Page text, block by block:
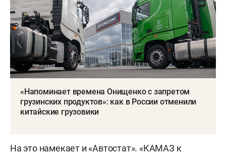
«Напоминает времена Онищенко с запретом
грузинских продуктов»: как в России отменили
китайские грузовики
На это намекает и «Автостат». «КАМАЗ к